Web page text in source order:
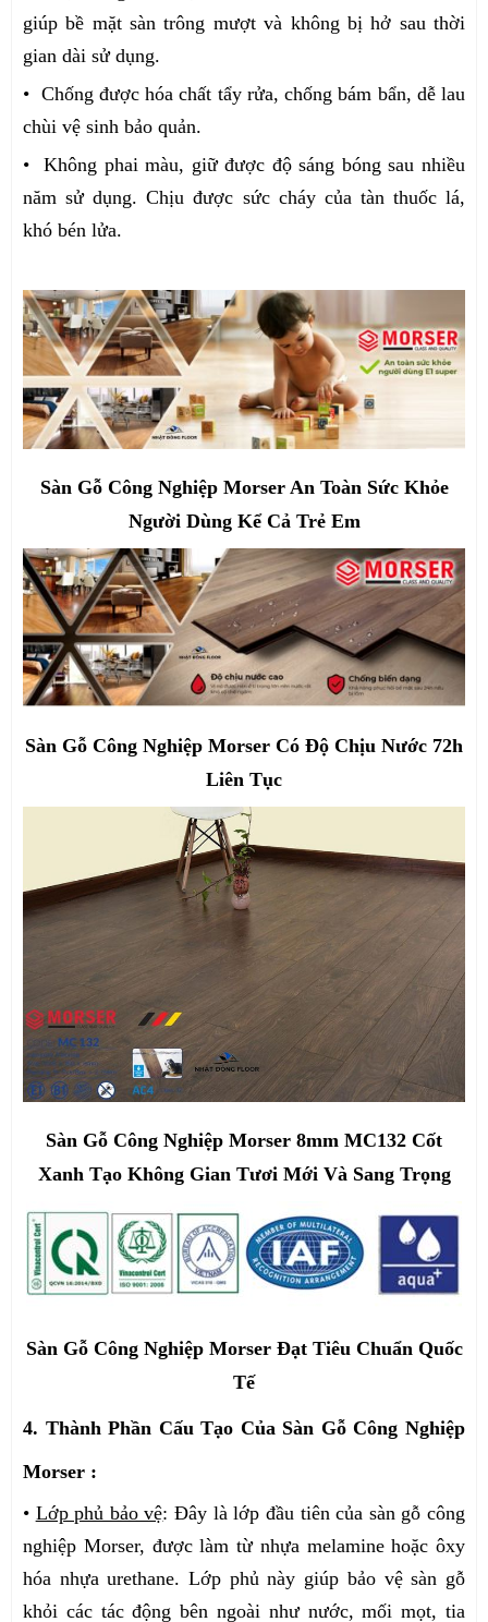
giúp bề mặt sàn trông mượt và không bị hở sau thời
gian dài sử dụng.
• Chống được hóa chất tẩy rửa, chống bám bẩn, dễ lau
chùi vệ sinh bảo quản.
• Không phai màu, giữ được độ sáng bóng sau nhiều
năm sử dụng. Chịu được sức cháy của tàn thuốc lá,
khó bén lửa.
Sàn Gỗ Công Nghiệp Morser An Toàn Sức Khỏe
Người Dùng Kể Cả Trẻ Em
Sàn Gỗ Công Nghiệp Morser Có Độ Chịu Nước 72h
Liên Tục
Sàn Gỗ Công Nghiệp Morser 8mm MC132 Cốt
Xanh Tạo Không Gian Tươi Mới Và Sang Trọng
Sàn Gỗ Công Nghiệp Morser Đạt Tiêu Chuẩn Quốc
Tế
4. Thành Phần Cấu Tạo Của Sàn Gỗ Công Nghiệp
Morser :
• Lớp phủ bảo vệ: Đây là lớp đầu tiên của sàn gỗ công
nghiệp Morser, được làm từ nhựa melamine hoặc ôxy
hóa nhựa urethane. Lớp phủ này giúp bảo vệ sàn gỗ
khỏi các tác động bên ngoài như nước, mối mọt, tia